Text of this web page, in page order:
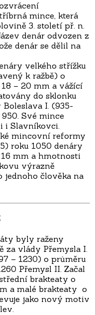
mince, která
3. století př. n.
denár odvozen z
denár se dělil na
velkého střížku
k ražbě) o
– 20 mm a vážící
do sklonku
I. (935-
Své mince
i Slavníkovci.
mincovní reformy
roku 1050 denáry
mm a hmotnosti
výrazně
jednoho člověka na
byly raženy
za vlády Přemysla I.
– 1230) o průměru
Přemysl II. Začal
brakteaty o
a malé brakteaty o
jako nový motiv